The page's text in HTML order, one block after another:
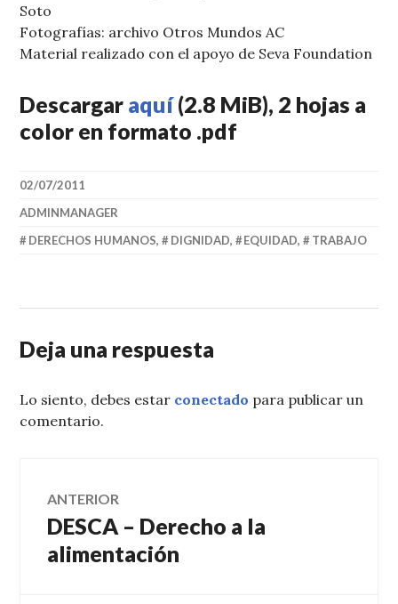
Soto
Fotografías: archivo Otros Mundos AC
Material realizado con el apoyo de Seva Foundation
Descargar aquí(2.8 MiB), 2 hojas a
color en formato .pdf
02/07/2011
ADMINMANAGER
DERECHOS HUMANOS, DIGNIDAD, EQUIDAD, TRABAJO
Deja una respuesta
Lo siento, debes estar conectado para publicar un
comentario.
Navegación
de
ANTERIOR
Entrada
anterior:
DESCA – Derecho a la
alimentación